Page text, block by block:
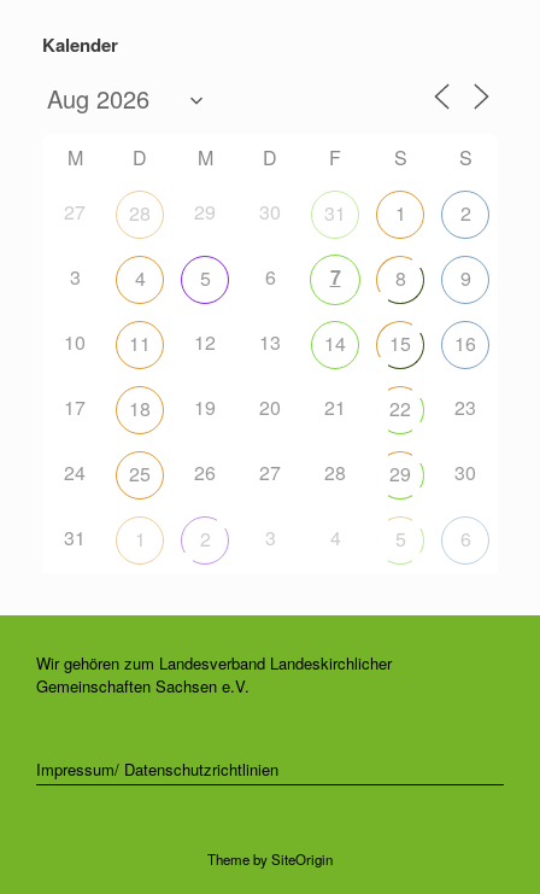
Kalender
M D M D F S
S
27
28 29 30 31 1 2
3 4 5 6 7 8 9
10 11 12 13 14 15 16
17 18 19 20 21 22 23
24 25 26 27 28 29 30
31 1 2 3 4 5 6
Wir gehören zum Landesverband Landeskirchlicher
Gemeinschaften Sachsen e.V.
Impressum/ Datenschutzrichtlinien
Theme bySiteOrigin